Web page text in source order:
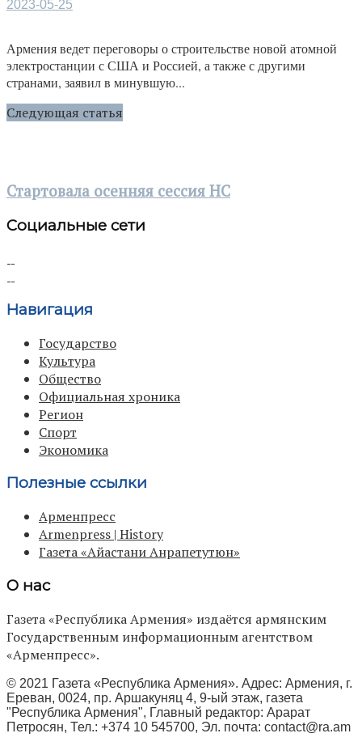
2023-05-25
Армения ведет переговоры о строительстве новой атомной
электростанции с США и Россией, а также с другими
странами, заявил в минувшую...
Следующая статья
Стартовала осенняя сессия НС
Социальные сети
Навигация
Государство
Культура
Общество
Официальная хроника
Регион
Спорт
Экономика
Полезные ссылки
Арменпресс
Armenpress | History
Газета «Айастани Анрапетутюн»
О нас
Газета «Республика Армения» издаётся армянским
Государственным информационным агентством
«Арменпресс».
© 2021 Газета «Республика Армения». Адрес: Армения, г.
Ереван, 0024, пр. Аршакуняц 4, 9-ый этаж, газета
"Республика Армения", Главный редактор: Арарат
Петросян, Тел.: +374 10 545700, Эл. почта: contact@ra.am